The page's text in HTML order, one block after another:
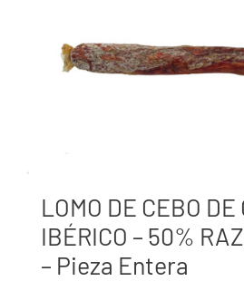
LOMO DE CEBO DE
IBÉRICO – 50%
– Pieza Entera